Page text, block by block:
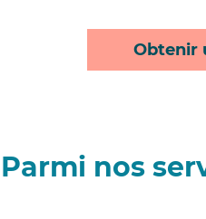
Obtenir
Parmi nos